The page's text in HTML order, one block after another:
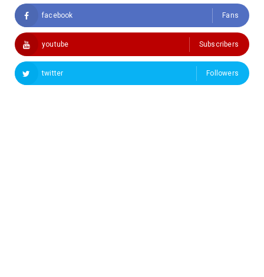
facebook Fans
youtube Subscribers
twitter Followers